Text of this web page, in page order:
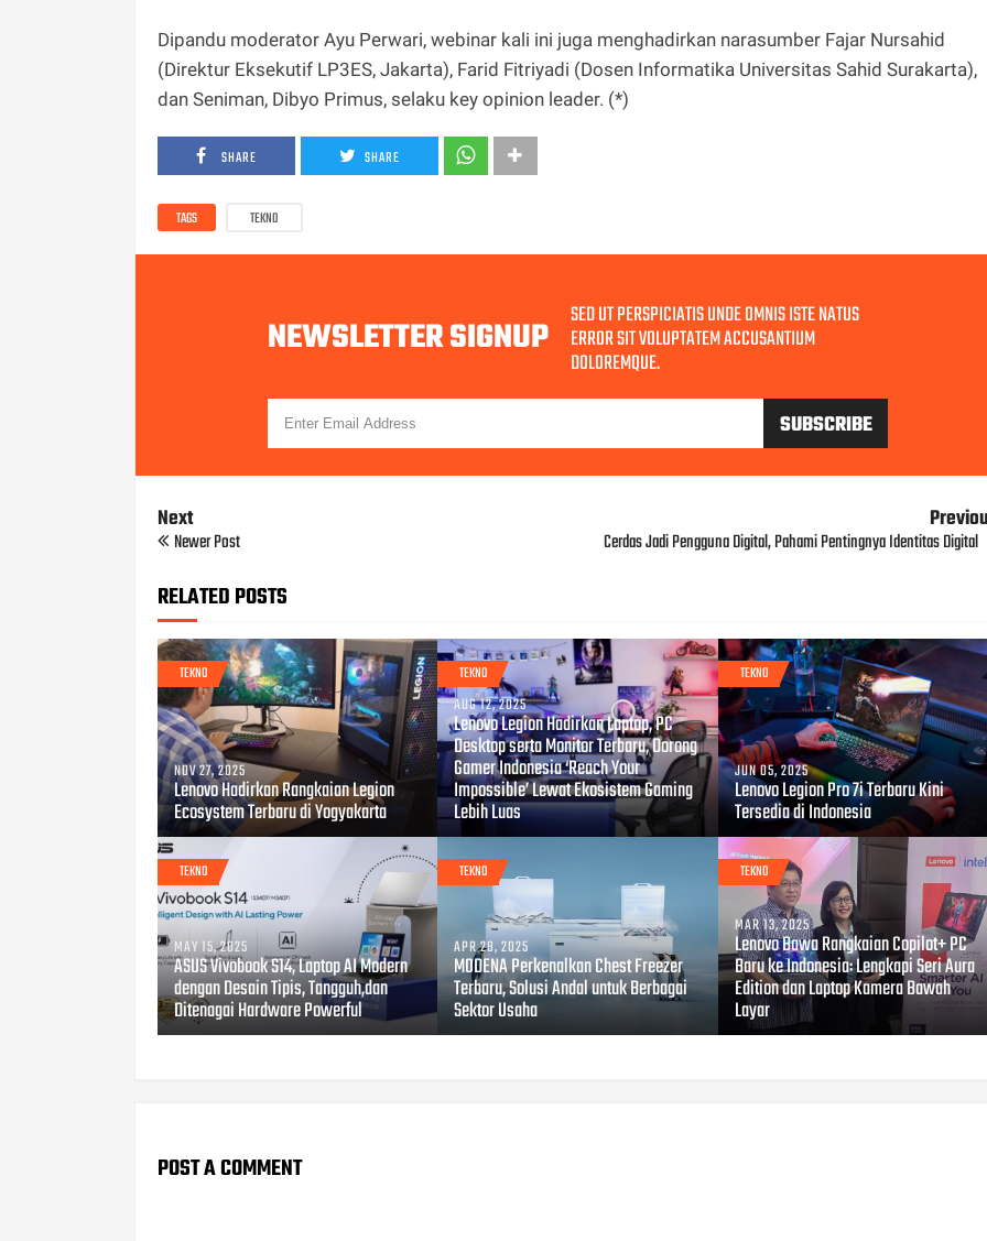
Dipandu moderator Ayu Perwari, webinar kali ini juga menghadirkan narasumber Fajar Nursahid
(Direktur Eksekutif LP3ES, Jakarta), Farid Fitriyadi (Dosen Informatika Universitas Sahid Surakarta),
dan Seniman, Dibyo Primus, selaku key opinion leader. (*)
SHARE SHARE
TAGS TEKNO
NEWSLETTER SIGNUP SED UT PERSPICIATIS UNDE OMNIS ISTE NATUS
ERROR SIT VOLUPTATEM ACCUSANTIUM
DOLOREMQUE.
Next
Newer Post Cerdas Jadi Pengguna Digital, Pahami Pentingnya Identitas Digital
RELATED POSTS
TEKNO
NOV 27, 2025
Lenovo Hadirkan Rangkaian Legion
Ecosystem Terbaru di Yogyakarta
TEKNO
AUG 12, 2025
Lenovo Legion Hadirkan Laptop, PC
Desktop serta Monitor Terbaru, Dorong
Gamer Indonesia ‘Reach Your
Impossible’ Lewat Ekosistem Gaming
Lebih Luas
TEKNO
JUN 05, 2025
Lenovo Legion Pro 7i Terbaru Kini
Tersedia di Indonesia
TEKNO
MAY 15, 2025
ASUS Vivobook S14, Laptop AI Modern
dengan Desain Tipis, Tangguh,dan
Ditenagai Hardware Powerful
TEKNO
APR 28, 2025
MODENA Perkenalkan Chest Freezer
Terbaru, Solusi Andal untuk Berbagai
Sektor Usaha
TEKNO
MAR 13, 2025
Lenovo Bawa Rangkaian Copilot+ PC
Baru ke Indonesia: Lengkapi Seri Aura
Edition dan Laptop Kamera Bawah
Layar
POST A COMMENT